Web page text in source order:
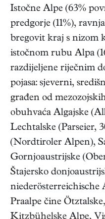
Istočne Alpe (63%
predgorje (11%),
bregovit kraj s nizom
istočnom rubu Alpa
razdijeljene riječnim
pojasa: sjeverni,
građen od
obuhvaća Algajske
Lechtalske (Parseier,
(Nordtiroler Alpen),
Gornjoaustrijske
Štajersko
niederösterreichische
Praalpe čine